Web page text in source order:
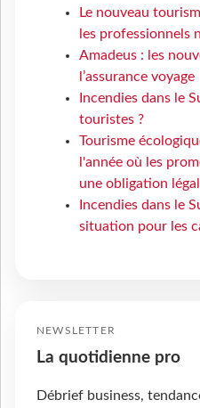
Le nouveau
les professionnels
Amadeus : les
l’assurance voyage
Incendies dans le
touristes ?
Tourisme
l'année où les
une obligation
Incendies dans le
situation pour les
NEWSLETTER
La quotidienne pro
Débrief business,